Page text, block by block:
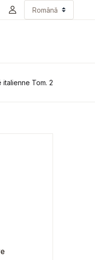
Tom. 2